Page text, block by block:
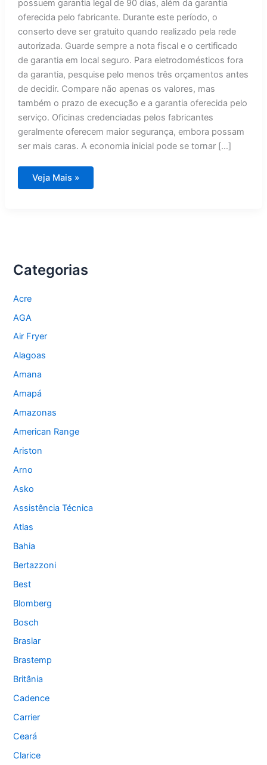
possuem garantia legal de 90 dias, além da garantia
oferecida pelo fabricante. Durante este período, o
conserto deve ser gratuito quando realizado pela rede
autorizada. Guarde sempre a nota fiscal e o certificado
de garantia em local seguro. Para eletrodomésticos fora
da garantia, pesquise pelo menos três orçamentos antes
de decidir. Compare não apenas os valores, mas
também o prazo de execução e a garantia oferecida pelo
serviço. Oficinas credenciadas pelos fabricantes
geralmente oferecem maior segurança, embora possam
ser mais caras. A economia inicial pode se tornar […]
Seu
Eletrodoméstico
Veja Mais »
Categorias
Acre
AGA
Air Fryer
Alagoas
Amana
Amapá
Amazonas
American Range
Ariston
Arno
Asko
Assistência Técnica
Atlas
Bahia
Bertazzoni
Best
Blomberg
Bosch
Braslar
Brastemp
Britânia
Cadence
Carrier
Ceará
Clarice